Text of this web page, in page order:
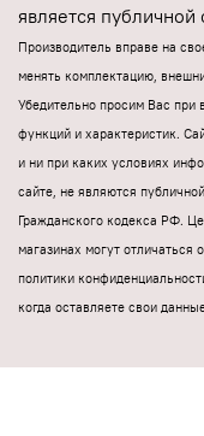
является
Производитель вправе на
менять комплектацию,
Убедительно просим Вас
функций и характеристик.
и ни при каких условиях
сайте, не являются
Гражданского кодекса РФ.
магазинах могут отличаться
политики
когда оставляете свои